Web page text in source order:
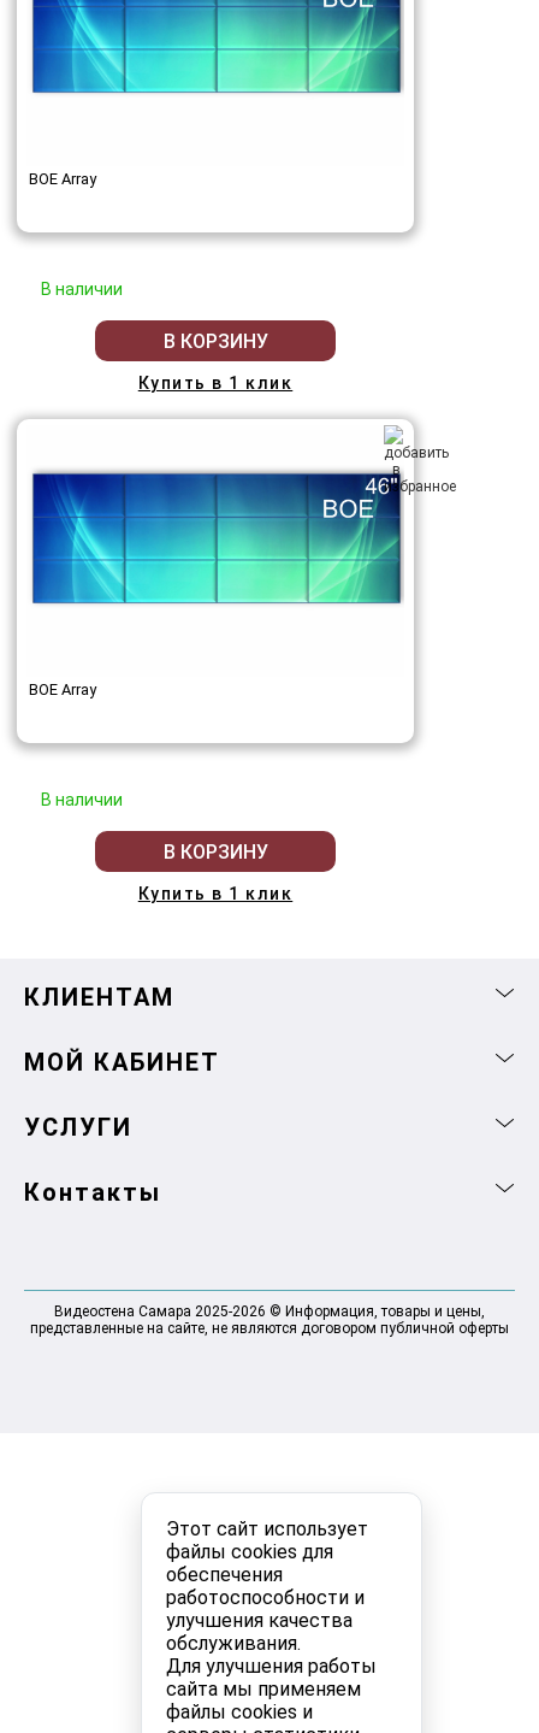
Этот сайт использует
файлы cookies для
обеспечения
работоспособности и
улучшения качества
обслуживания.
Для улучшения работы
сайта мы применяем
файлы cookies и
BOE Array
В наличии
В КОРЗИНУ
Купить в 1 клик
BOE Array
В наличии
В КОРЗИНУ
Купить в 1 клик
КЛИЕНТАМ
МОЙ КАБИНЕТ
УСЛУГИ
Контакты
Видеостена Самара 2025-2026 © Информация, товары и цены,
представленные на сайте, не являются договором публичной оферты